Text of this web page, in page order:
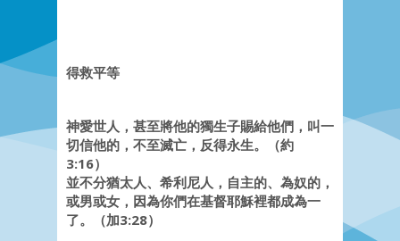
得救平等
神愛世人，甚至將他的獨生子賜給他們，叫一
切信他的，不至滅亡，反得永生。（約
3:16）
並不分猶太人、希利尼人，自主的、為奴的，
或男或女，因為你們在基督耶穌裡都成為一
了。（加3:28）